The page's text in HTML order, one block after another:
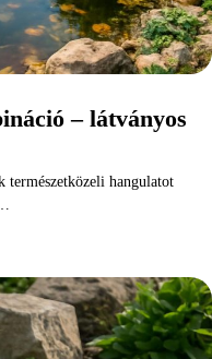
– látványos
természetközeli hangulatot